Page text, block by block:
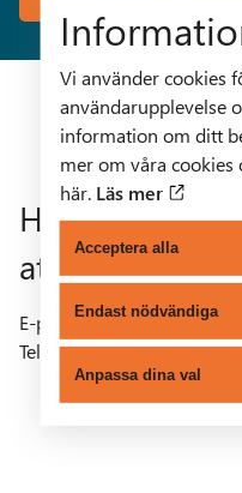
Har du frågor
att välja rätt
E-post:
Telefon: 08-706 91 35
Vi använder cookies
användarupplevelse
information om ditt
mer om våra
här. Läs mer
Acceptera alla
Endast nödvändiga
Anpassa dina val